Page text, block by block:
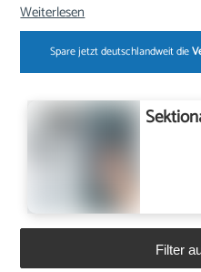
Weiterlesen
Spare jetzt deutschlandweit die
Filter